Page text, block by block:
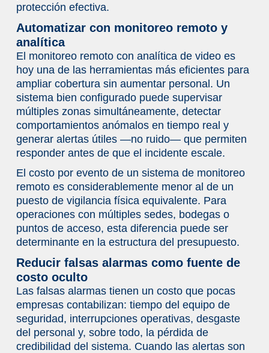
protección efectiva.
Automatizar con monitoreo remoto y
analítica
El monitoreo remoto con analítica de video es
hoy una de las herramientas más eficientes para
ampliar cobertura sin aumentar personal. Un
sistema bien configurado puede supervisar
múltiples zonas simultáneamente, detectar
comportamientos anómalos en tiempo real y
generar alertas útiles —no ruido— que permiten
responder antes de que el incidente escale.
El costo por evento de un sistema de monitoreo
remoto es considerablemente menor al de un
puesto de vigilancia física equivalente. Para
operaciones con múltiples sedes, bodegas o
puntos de acceso, esta diferencia puede ser
determinante en la estructura del presupuesto.
Reducir falsas alarmas como fuente de
costo oculto
Las falsas alarmas tienen un costo que pocas
empresas contabilizan: tiempo del equipo de
seguridad, interrupciones operativas, desgaste
del personal y, sobre todo, la pérdida de
credibilidad del sistema. Cuando las alertas son